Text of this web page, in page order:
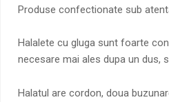
Produse confectionate sub
Halalete cu gluga sunt foarte
necesare mai ales dupa un dus,
Halatul are cordon, doua